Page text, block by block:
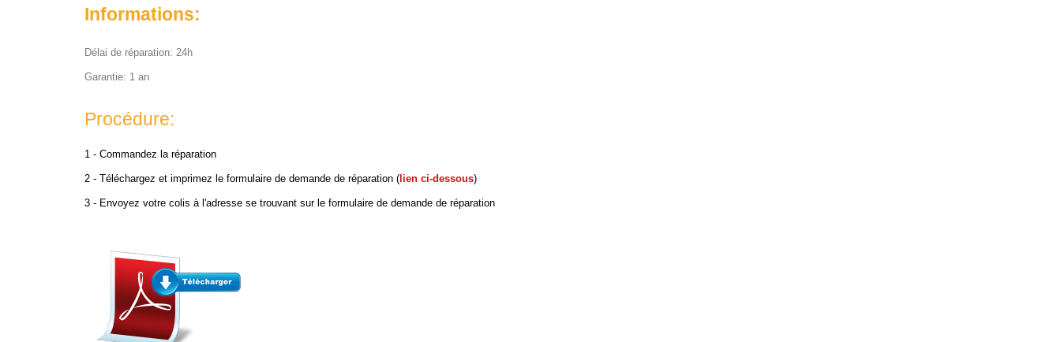
Informations:
Délai de réparation: 24h
Garantie: 1 an
Procédure:
1 - Commandez la réparation
2 - Téléchargez et imprimez le formulaire de demande de réparation ( lien ci-dessous)
3 - Envoyez votre colis à l'adresse se trouvant sur le formulaire de demande de réparation